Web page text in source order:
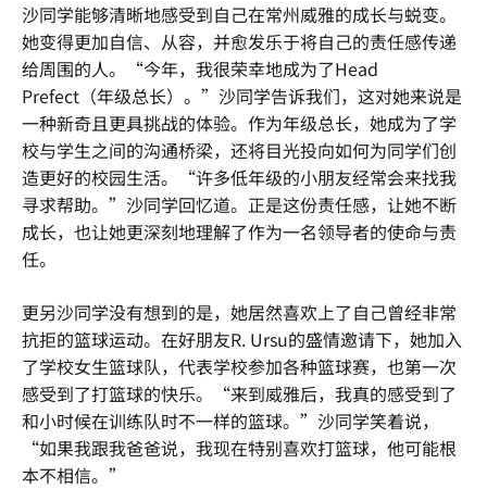
沙同学能够清晰地感受到自己在常州威雅的成长与蜕变。
她变得更加自信、从容，并愈发乐于将自己的责任感传递
给周围的人。“今年，我很荣幸地成为了Head
Prefect（年级总长）。”沙同学告诉我们，这对她来说是
一种新奇且更具挑战的体验。作为年级总长，她成为了学
校与学生之间的沟通桥梁，还将目光投向如何为同学们创
造更好的校园生活。“许多低年级的小朋友经常会来找我
寻求帮助。”沙同学回忆道。正是这份责任感，让她不断
成长，也让她更深刻地理解了作为一名领导者的使命与责
任。
更另沙同学没有想到的是，她居然喜欢上了自己曾经非常
抗拒的篮球运动。在好朋友R. Ursu的盛情邀请下，她加入
了学校女生篮球队，代表学校参加各种篮球赛，也第一次
感受到了打篮球的快乐。“来到威雅后，我真的感受到了
和小时候在训练队时不一样的篮球。”沙同学笑着说，
“如果我跟我爸爸说，我现在特别喜欢打篮球，他可能根
本不相信。”